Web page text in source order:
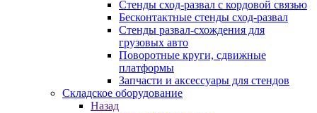
Стенды сход-развал с кордовой связью
Бесконтактные стенды сход-развал
Стенды развал-схождения для
грузовых авто
Поворотные круги, сдвижные
платформы
Запчасти и аксессуары для стендов
Складское оборудование
Назад